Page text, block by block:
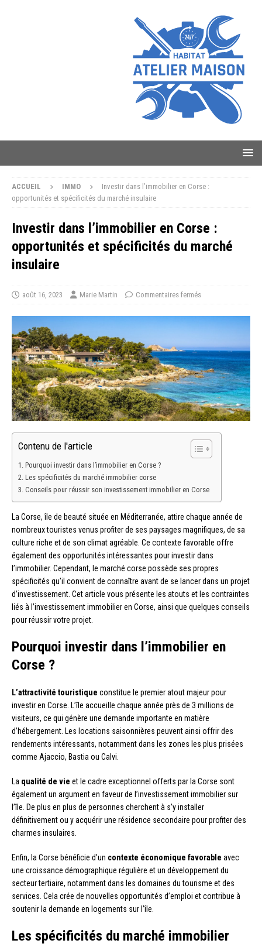
ACCUEIL IMMO
Investir dans l’immobilier en Corse :
opportunités et spécificités du marché insulaire
Investir dans l’immobilier en Corse :
opportunités et spécificités du marché
insulaire
août 16, 2023 Marie Martin Commentaires fermés
Contenu de l'article
Pourquoi investir dans l’immobilier en Corse ?
Les spécificités du marché immobilier corse
Conseils pour réussir son investissement immobilier en Corse
La Corse, île de beauté située en Méditerranée, attire chaque année de
nombreux touristes venus profiter de ses paysages magnifiques, de sa
culture riche et de son climat agréable. Ce contexte favorable offre
également des opportunités intéressantes pour investir dans
l’immobilier. Cependant, le marché corse possède ses propres
spécificités qu’il convient de connaître avant de se lancer dans un projet
d’investissement. Cet article vous présente les atouts et les contraintes
liés à l’investissement immobilier en Corse, ainsi que quelques conseils
pour réussir votre projet.
Pourquoi investir dans l’immobilier en
Corse ?
L’attractivité touristique constitue le premier atout majeur pour
investir en Corse. L’île accueille chaque année près de 3 millions de
visiteurs, ce qui génère une demande importante en matière
d’hébergement. Les locations saisonnières peuvent ainsi offrir des
rendements intéressants, notamment dans les zones les plus prisées
comme Ajaccio, Bastia ou Calvi.
La qualité de vie et le cadre exceptionnel offerts par la Corse sont
également un argument en faveur de l’investissement immobilier sur
l’île. De plus en plus de personnes cherchent à s’y installer
définitivement ou y acquérir une résidence secondaire pour profiter des
charmes insulaires.
Enfin, la Corse bénéficie d’un contexte économique favorable avec
une croissance démographique régulière et un développement du
secteur tertiaire, notamment dans les domaines du tourisme et des
services. Cela crée de nouvelles opportunités d’emploi et contribue à
soutenir la demande en logements sur l’île.
Les spécificités du marché immobilier